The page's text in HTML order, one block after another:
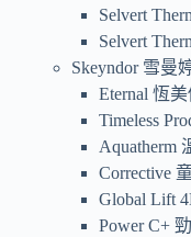
Selvert
Selvert
Skeyndor 雪曼
Eternal 恆
Timeless
Aquatherm
Corrective
Global Lift
Power C+